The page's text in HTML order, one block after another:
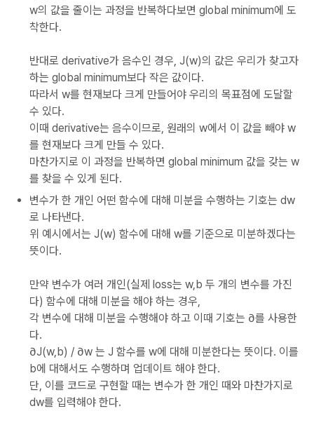
w의 값을 줄이는 과정을 반복하다보면 global minimum에 도
착한다.
반대로 derivative가 음수인 경우, J(w)의 값은 우리가 찾고자
하는 global minimum보다 작은 값이다.
따라서 w를 현재보다 크게 만들어야 우리의 목표점에 도달할
수 있다.
이때 derivative는 음수이므로, 원래의 w에서 이 값을 빼야 w
를 현재보다 크게 만들 수 있다.
마찬가지로 이 과정을 반복하면 global minimum 값을 갖는 w
를 찾을 수 있게 된다.
변수가 한 개인 어떤 함수에 대해 미분을 수행하는 기호는 dw
로 나타낸다.
위 예시에서는 J(w) 함수에 대해 w를 기준으로 미분하겠다는
뜻이다.
만약 변수가 여러 개인(실제 loss는 w,b 두 개의 변수를 가진
다) 함수에 대해 미분을 해야 하는 경우,
각 변수에 대해 미분을 수행해야 하고 이때 기호는 ∂를 사용한
다.
∂J(w,b) / ∂w 는 J 함수를 w에 대해 미분한다는 뜻이다. 이를
b에 대해서도 수행하며 업데이트 해야 한다.
단, 이를 코드로 구현할 때는 변수가 한 개인 때와 마찬가지로
dw를 입력해야 한다.